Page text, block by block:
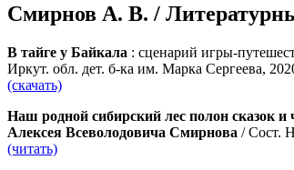
Смирнов А. В. /
В тайге у Байкала : сценарий игры-
Иркут. обл. дет. б-ка им. Марка Сергеева,
(скачать)
Наш родной сибирский лес полон сказок и
Алексея Всеволодовича Смирнова / Сост.
(читать)